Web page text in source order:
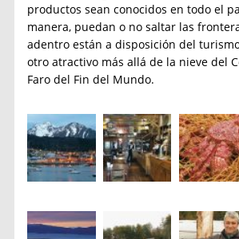
productos sean conocidos en todo el
manera, puedan o no saltar las
adentro están a disposición del
otro atractivo más allá de la nieve del
Faro del Fin del Mundo.